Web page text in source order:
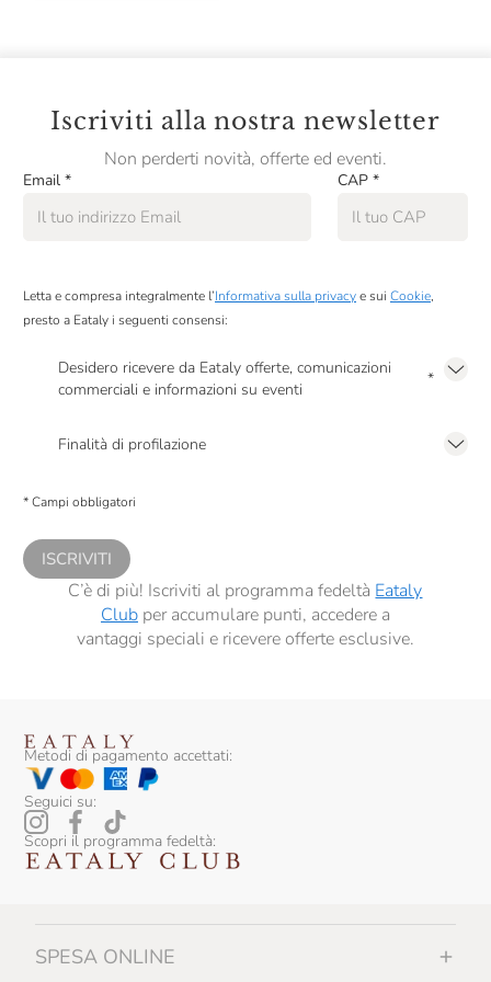
La Valletta
La Via Del Tè
La Zoca
Le Tamerici
Madama Oliva
Magno Food
Mamma Mia
Maple Farm
Mario Fongo
Masseria Mirogallo
Mieli Thun
Mulino Marino
Naturbosco
Iscriviti alla nostra newsletter
Non perderti novità, offerte ed eventi.
Email * CAP *
Letta e compresa integralmente l’Informativa sulla privacye sui Cookie,
presto a Eataly i seguenti consensi:
Desidero ricevere da Eataly offerte, comunicazioni
commerciali e informazioni su eventi
*
Finalità di profilazione
comunicazioni commerciali personalizzate, in caso di consenso prestato ai
* Campi obbligatori
ISCRIVITI
C’è di più! Iscriviti al programma fedeltà Eataly
Clubper accumulare punti, accedere a
vantaggi speciali e ricevere offerte esclusive.
Metodi di pagamento accettati:
Seguici su:
Scopri il programma fedeltà:
SPESA ONLINE